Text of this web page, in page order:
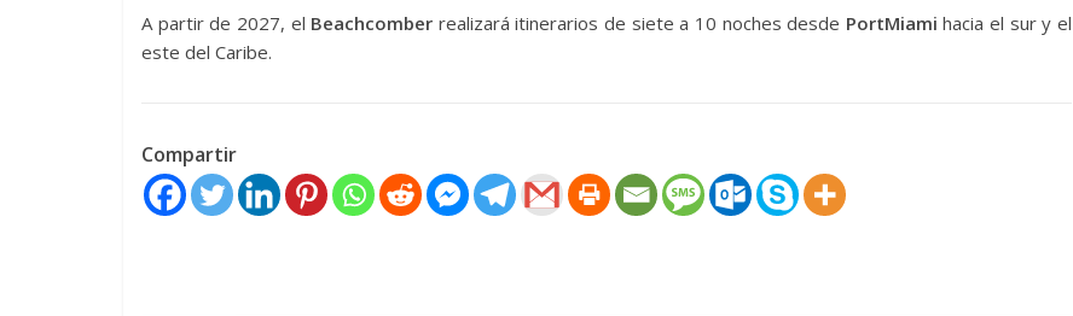
A partir de 2027, el Beachcomber realizará itinerarios de siete a 10 noches desde PortMiami hacia el sur y el
este del Caribe.
Compartir